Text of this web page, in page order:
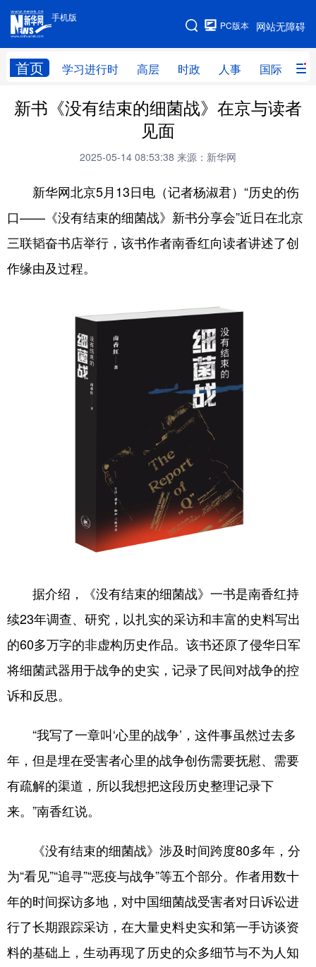
手机版
网站无障碍
PC版本
首页 学习进行时 高层 时政 人事 国际 财
手机版
网站地图
学习进行时 高层 时政 人事
思客智库 全球连线
科技 科普 体育 文化
健康 军事 访谈 视频
图片 中央文件 金融
城市 旅游
彩票 娱乐
公益 书画
投教基地
天津 河北
吉林 上海
安徽
四川 贵州 云南 西藏
陕西 甘肃 青海 宁夏
新疆
多语种频道
English Español Français عربى
Русский язык
新书《没有结束的细菌战》在京与读者
见面
2025-05-14 08:53:38 来源：新华网
新华网北京5月13日电（记者杨淑君）“历史的伤
口——《没有结束的细菌战》新书分享会”近日在北京
三联韬奋书店举行，该书作者南香红向读者讲述了创
作缘由及过程。
据介绍，《没有结束的细菌战》一书是南香红持
续23年调查、研究，以扎实的采访和丰富的史料写出
的60多万字的非虚构历史作品。该书还原了侵华日军
将细菌武器用于战争的史实，记录了民间对战争的控
诉和反思。
“我写了一章叫‘心里的战争’，这件事虽然过去多
年，但是埋在受害者心里的战争创伤需要抚慰、需要
有疏解的渠道，所以我想把这段历史整理记录下
来。”南香红说。
《没有结束的细菌战》涉及时间跨度80多年，分
为“看见”“追寻”“恶疫与战争”等五个部分。作者用数十
年的时间探访多地，对中国细菌战受害者对日诉讼进
行了长期跟踪采访，在大量史料史实和第一手访谈资
料的基础上，生动再现了历史的众多细节与不为人知